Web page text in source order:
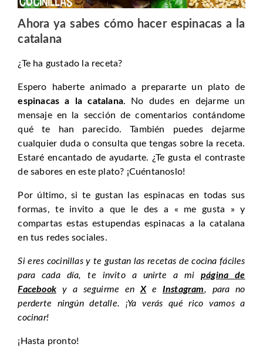
Ahora ya sabes cómo hacer espinacas a la
catalana
¿Te ha gustado la receta?
Espero haberte animado a prepararte un plato de
espinacas a la catalana. No dudes en dejarme un
mensaje en la sección de comentarios contándome
qué te han parecido. También puedes dejarme
cualquier duda o consulta que tengas sobre la receta.
Estaré encantado de ayudarte. ¿Te gusta el contraste
de sabores en este plato? ¡Cuéntanoslo!
Por último, si te gustan las espinacas en todas sus
formas, te invito a que le des a « me gusta » y
compartas estas estupendas espinacas a la catalana
en tus redes sociales.
Si eres cocinillas y te gustan las recetas de cocina fáciles
para cada día, te invito a unirte a mipágina de
Facebook y a seguirme enXe Instagram, para no
perderte ningún detalle. ¡Ya verás qué rico vamos a
cocinar!
¡Hasta pronto!